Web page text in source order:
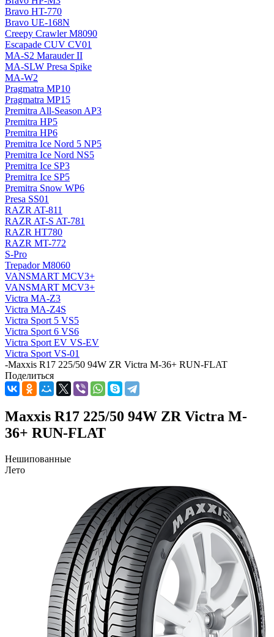
Bravo HT-770
Bravo UE-168N
Creepy Crawler M8090
Escapade CUV CV01
MA-S2 Marauder II
MA-SLW Presa Spike
MA-W2
Pragmatra MP10
Pragmatra MP15
Premitra All-Season AP3
Premitra HP5
Premitra HP6
Premitra Ice Nord 5 NP5
Premitra Ice Nord NS5
Premitra Ice SP3
Premitra Ice SP5
Premitra Snow WP6
Presa SS01
RAZR AT-811
RAZR AT-S AT-781
RAZR HT780
RAZR MT-772
S-Pro
Trepador M8060
VANSMART MCV3+
VANSMART MCV3+
Victra MA-Z3
Victra MA-Z4S
Victra Sport 5 VS5
Victra Sport 6 VS6
Victra Sport EV VS-EV
Victra Sport VS-01
-Maxxis R17 225/50 94W ZR Victra M-36+ RUN-FLAT
Поделиться
Maxxis R17 225/50 94W ZR Victra M-
36+ RUN-FLAT
Нешипованные
Лето